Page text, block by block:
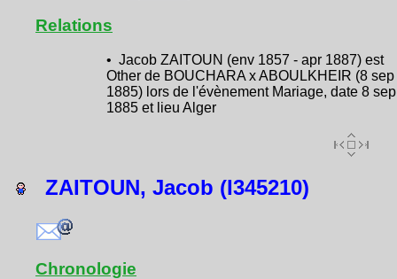
Relations
• Jacob ZAITOUN (env 1857 - apr 1887) est
Other de BOUCHARA x ABOULKHEIR (8 sep
1885) lors de l'évènement Mariage, date 8 sep
1885 et lieu Alger
ZAITOUN, Jacob (I345210)
Chronologie